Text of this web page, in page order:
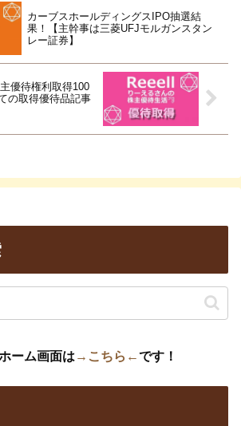
カーブスホールディングスIPO抽選結
果！【主幹事は三菱UFJモルガンスタン
レー証券】
優待権利取得100
の取得優待品記事
ーム画面は →こちら←です！